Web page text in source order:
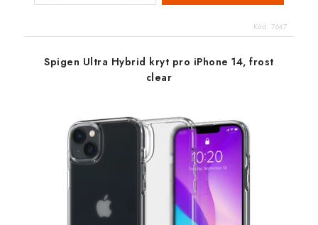
Kód: 7647
Spigen Ultra Hybrid kryt pro iPhone 14, frost
clear